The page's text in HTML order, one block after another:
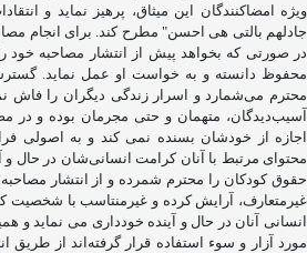
‌ویژه امضاکنندگان این میثاق، پرهیز نماید و
جادلهم بالتی هی احسن" مطرح کند. برای انجام
در صورتی که بخواهد پیش از انتشار مصاحبه خود
محفوظ دانسته و به خواست او عمل نماید.
محترم می‌شمارد و اسرار زندگی دیگران را فاش
آسیب‌دیدگان، متهمان و حتی مجرمان بوده و در
اجازه از خودشان بسنده نمی کند و به اصولی
محتوای مرتبط با آنان کرامت انسانی‌شان در حال و
حقوق کودکان را محترم شمرده و از انتشار
غیرمتعارف، آرایش کرده و غیرمنتاسب با شخصیت
انسانی آنان در حال و آینده خودداری می نماید و
مورد آزار و سوء استفاده قرار گرفته‌اند از طریق